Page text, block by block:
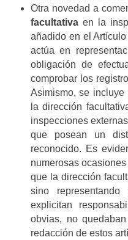
Otra novedad a
facultativa en la
añadido en el
actúa en
obligación de
comprobar los
Asimismo, se
la dirección
inspecciones
que posean un
reconocido. Es
numerosas
que la dirección
sino
explicitan
obvias, no
redacción de estos